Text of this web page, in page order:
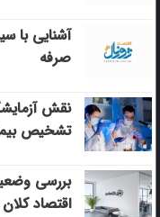
آشنایی با
صرفه
نقش
تشخیص
بررسی
اقتصاد کلان